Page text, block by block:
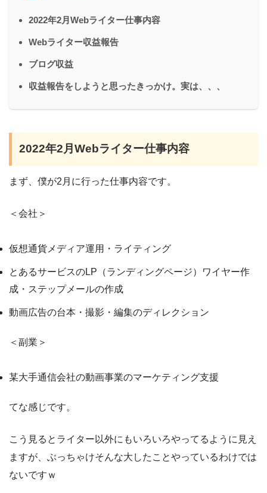
2022年2月Webライター仕事内容
Webライター収益報告
ブログ収益
収益報告をしようと思ったきっかけ。実は、、、
2022年2月Webライター仕事内容
まず、僕が2月に行った仕事内容です。
＜会社＞
仮想通貨メディア運用・ライティング
とあるサービスのLP（ランディングページ）ワイヤー作
成・ステップメールの作成
動画広告の台本・撮影・編集のディレクション
＜副業＞
某大手通信会社の動画事業のマーケティング支援
てな感じです。
こう見るとライター以外にもいろいろやってるように見え
ますが、ぶっちゃけそんな大したことやっているわけでは
ないですｗ